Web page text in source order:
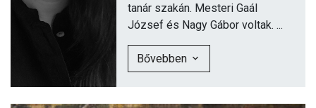
tanár szakán. Mesteri Gaál
József és Nagy Gábor voltak. ...
Bővebben